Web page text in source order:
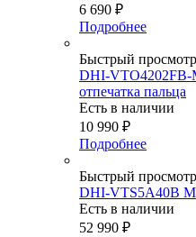
6 690 ₽
Подробнее
Быстрый просмотр
DHI-VTO4202FB-
отпечатка пальца
Есть в наличии
10 990 ₽
Подробнее
Быстрый просмотр
DHI-VTS5A40B
Есть в наличии
52 990 ₽